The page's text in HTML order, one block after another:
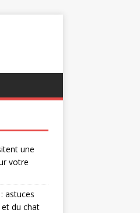
une
votre
astuces
du chat